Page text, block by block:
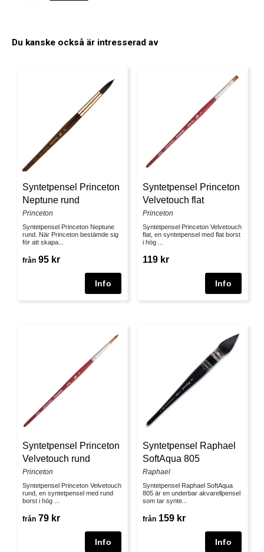
Du kanske också är intresserad av
Syntetpensel Princeton
Neptune rund
Princeton
Syntetpensel Princeton Neptune
rund. När Princeton bestämde sig
för att skapa...
från 95 kr
Syntetpensel Princeton
Velvetouch flat
Princeton
Syntetpensel Princeton Velvetouch
flat, en syntetpensel med flat borst
i hög ...
119 kr
Syntetpensel Princeton
Velvetouch rund
Princeton
Syntetpensel Princeton Velvetouch
rund, en syntetpensel med rund
borst i hög ...
från 79 kr
Syntetpensel Raphael
SoftAqua 805
Raphael
Syntetpensel Raphael SoftAqua
805 är en underbar akvarellpensel
som tar synte...
från 159 kr